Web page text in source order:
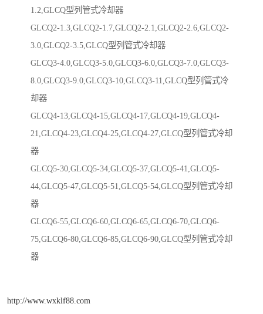
1.2,GLCQ型列管式冷却器
GLCQ2-1.3,GLCQ2-1.7,GLCQ2-2.1,GLCQ2-2.6,GLCQ2-
3.0,GLCQ2-3.5,GLCQ型列管式冷却器
GLCQ3-4.0,GLCQ3-5.0,GLCQ3-6.0,GLCQ3-7.0,GLCQ3-
8.0,GLCQ3-9.0,GLCQ3-10,GLCQ3-11,GLCQ型列管式冷
却器
GLCQ4-13,GLCQ4-15,GLCQ4-17,GLCQ4-19,GLCQ4-
21,GLCQ4-23,GLCQ4-25,GLCQ4-27,GLCQ型列管式冷却
器
GLCQ5-30,GLCQ5-34,GLCQ5-37,GLCQ5-41,GLCQ5-
44,GLCQ5-47,GLCQ5-51,GLCQ5-54,GLCQ型列管式冷却
器
GLCQ6-55,GLCQ6-60,GLCQ6-65,GLCQ6-70,GLCQ6-
75,GLCQ6-80,GLCQ6-85,GLCQ6-90,GLCQ型列管式冷却
器
http://www.wxklf88.com